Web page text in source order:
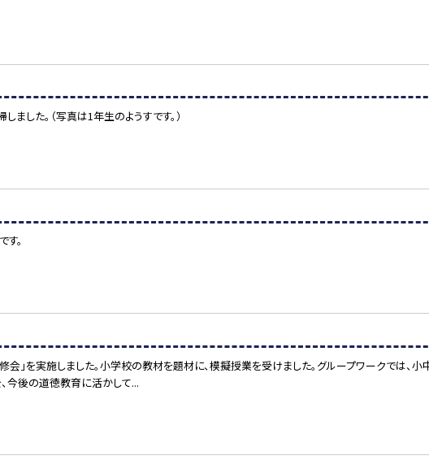
した。（写真は1年生のようすです。）
。
会」を実施しました。小学校の教材を題材に、模擬授業を受けました。グループワークでは、
今後の道徳教育に活かして...